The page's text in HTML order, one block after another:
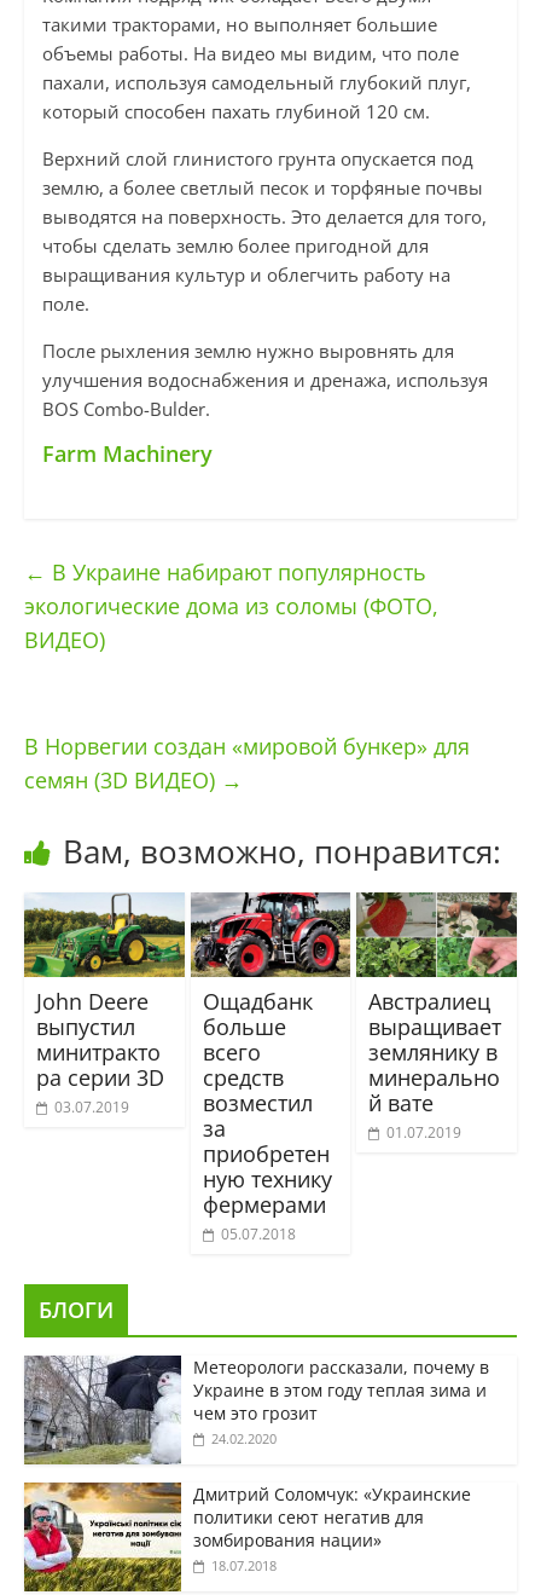
такими тракторами, но выполняет большие
объемы работы. На видео мы видим, что поле
пахали, используя самодельный глубокий плуг,
который способен пахать глубиной 120 см.
Верхний слой глинистого грунта опускается под
землю, а более светлый песок и торфяные почвы
выводятся на поверхность. Это делается для того,
чтобы сделать землю более пригодной для
выращивания культур и облегчить работу на
поле.
После рыхления землю нужно выровнять для
улучшения водоснабжения и дренажа, используя
BOS Combo-Bulder.
Farm Machinery
← В Украине набирают популярность
экологические дома из соломы (ФОТО,
ВИДЕО)
В Норвегии создан «мировой бункер» для
семян (3D ВИДЕО) →
Вам, возможно, понравится:
John Deere
выпустил
минитракто
ра серии 3D
03.07.2019
Ощадбанк
больше
всего
средств
возместил
за
приобретен
ную технику
фермерами
05.07.2018
Австралиец
выращивает
землянику в
минерально
й вате
01.07.2019
БЛОГИ
Метеорологи рассказали, почему в
Украине в этом году теплая зима и
чем это грозит
24.02.2020
Дмитрий Соломчук: «Украинские
политики сеют негатив для
зомбирования нации»
18.07.2018